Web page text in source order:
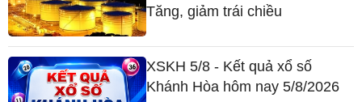
Tăng, giảm trái chiều
XSKH 5/8 - Kết quả xổ số
Khánh Hòa hôm nay 5/8/2026